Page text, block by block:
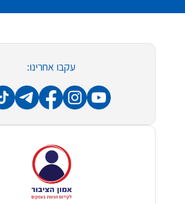
עקבו אחרינו: